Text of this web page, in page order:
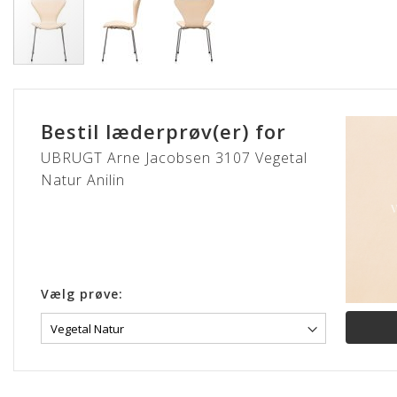
til
Bestil læderprøv(er) for
UBRUGT Arne Jacobsen 3107 Vegetal
Natur Anilin
Vælg prøve: